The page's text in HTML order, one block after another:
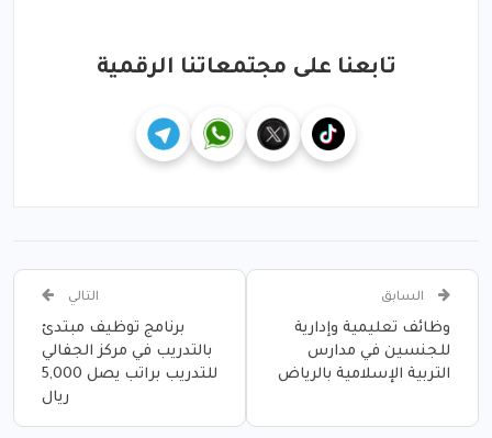
تابعنا على مجتمعاتنا الرقمية
السابق
وظائف تعليمية وإدارية
للجنسين في مدارس
التربية الإسلامية بالرياض
التالي
برنامج توظيف مبتدئ
بالتدريب في مركز الجفالي
للتدريب براتب يصل 5,000
ريال